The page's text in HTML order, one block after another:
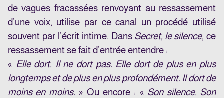
de vagues fracassées renvoyant au ressassement
d’une voix, utilise par ce canal un procédé utilisé
souvent par l’écrit intime. Dans Secret, le silence, ce
ressassement se fait d’entrée entendre :
« Elle dort. Il ne dort pas. Elle dort de plus en plus
longtemps et de plus en plus profondément. Il dort de
moins en moins. » Ou encore : « Son silence. Son